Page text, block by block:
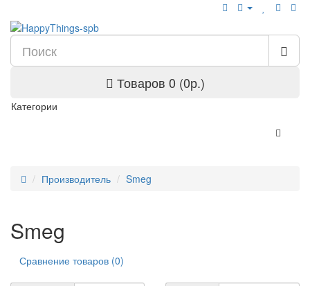
Товаров 0 (0р.)
Категории
Производитель Smeg
Smeg
Сравнение товаров (0)